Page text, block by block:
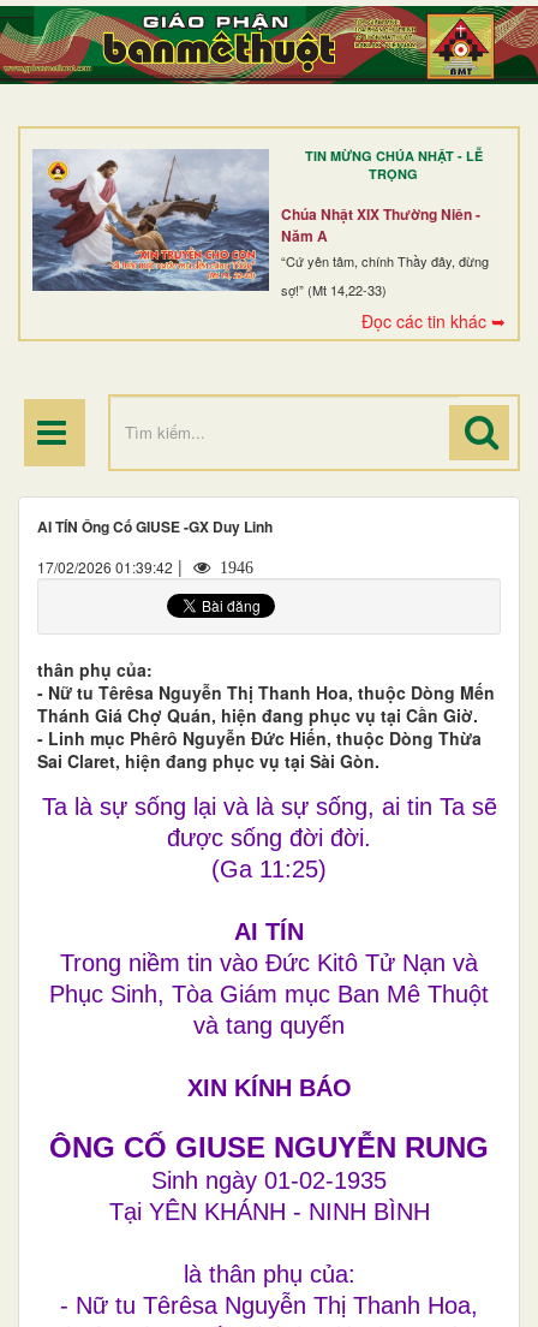
TIN MỪNG CHÚA NHẬT - LỄ
TRỌNG
Chúa Nhật XIX Thường Niên -
Năm A
“Cứ yên tâm, chính Thầy đây, đừng
sợ!” (Mt 14,22-33)
Đọc các tin khác ➥
TRANG NHẤT
GIỚI THIỆU
DÒNG TU
BAN MỤC VỤ
ĐOÀN THỂ CG
AI TÍN Ông Cố GIUSE -GX Duy Linh
17/02/2026 01:39:42 | 1946
thân phụ của:
- Nữ tu Têrêsa Nguyễn Thị Thanh Hoa, thuộc Dòng Mến
Thánh Giá Chợ Quán, hiện đang phục vụ tại Cần Giờ.
- Linh mục Phêrô Nguyễn Đức Hiến, thuộc Dòng Thừa
Sai Claret, hiện đang phục vụ tại Sài Gòn.
Ta là sự sống lại và là sự sống, ai tin Ta sẽ
được sống đời đời.
(Ga 11:25)
AI TÍN
Trong niềm tin vào Đức Kitô Tử Nạn và
Phục Sinh, Tòa Giám mục Ban Mê Thuột
và tang quyến
XIN KÍNH BÁO
ÔNG CỐ GIUSE NGUYỄN RUNG
Sinh ngày 01-02-1935
Tại YÊN KHÁNH - NINH BÌNH
là thân phụ của:
- Nữ tu Têrêsa Nguyễn Thị Thanh Hoa,